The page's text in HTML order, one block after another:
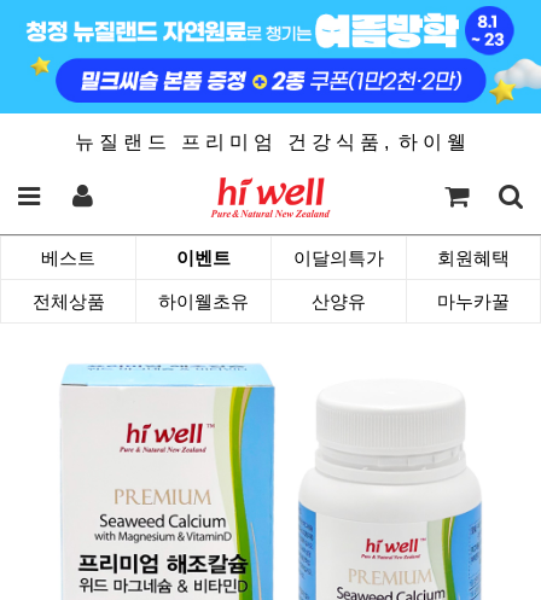
뉴 질 랜 드 프 리 미 엄 건 강 식 품 , 하 이 웰
베스트 이벤트 이달의특가 회원혜택
전체상품 하이웰초유 산양유 마누카꿀